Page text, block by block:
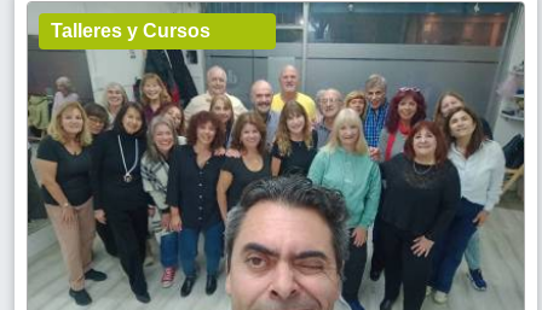
Talleres y Cursos